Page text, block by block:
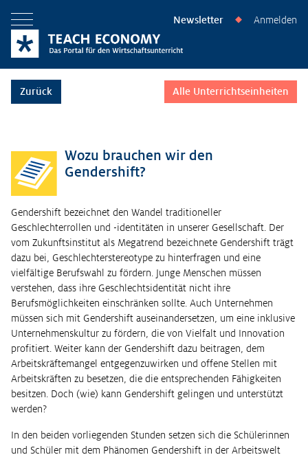
Menü öffnen Newsletter ◆ Anmelden
Zurück Alle Unterrichtseinheiten
Wozu brauchen wir den
Gendershift?
Gendershift bezeichnet den Wandel traditioneller
Geschlechterrollen und -identitäten in unserer Gesellschaft. Der
vom Zukunftsinstitut als Megatrend bezeichnete Gendershift trägt
dazu bei, Geschlechterstereotype zu hinterfragen und eine
vielfältige Berufswahl zu fördern. Junge Menschen müssen
verstehen, dass ihre Geschlechtsidentität nicht ihre
Berufsmöglichkeiten einschränken sollte. Auch Unternehmen
müssen sich mit Gendershift auseinandersetzen, um eine inklusive
Unternehmenskultur zu fördern, die von Vielfalt und Innovation
profitiert. Weiter kann der Gendershift dazu beitragen, dem
Arbeitskräftemangel entgegenzuwirken und offene Stellen mit
Arbeitskräften zu besetzen, die die entsprechenden Fähigkeiten
besitzen. Doch (wie) kann Gendershift gelingen und unterstützt
werden?
In den beiden vorliegenden Stunden setzen sich die Schülerinnen
und Schüler mit dem Phänomen Gendershift in der Arbeitswelt